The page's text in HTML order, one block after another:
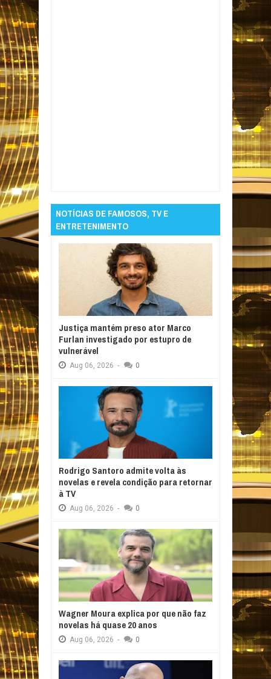
NOTÍCIAS DE FAMOSOS, TV E
ENTRETENIMENTO
Justiça mantém preso ator Marco
Furlan investigado por estupro de
vulnerável
Aug 06, 2026 - 0
Rodrigo Santoro admite volta às
novelas e revela condição para retornar
à TV
Aug 06, 2026 - 0
Wagner Moura explica por que não faz
novelas há quase 20 anos
Aug 06, 2026 - 0